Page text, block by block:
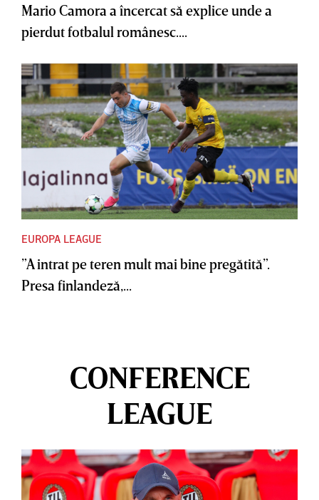
Mario Camora a încercat să explice unde a
pierdut fotbalul românesc....
EUROPA LEAGUE
”A intrat pe teren mult mai bine pregătită”.
Presa finlandeză,...
CONFERENCE
LEAGUE